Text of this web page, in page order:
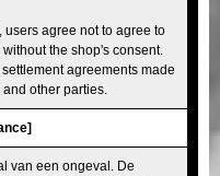
users agree not to agree to
the shop's consent.
agreements made
other parties.
van een ongeval. De